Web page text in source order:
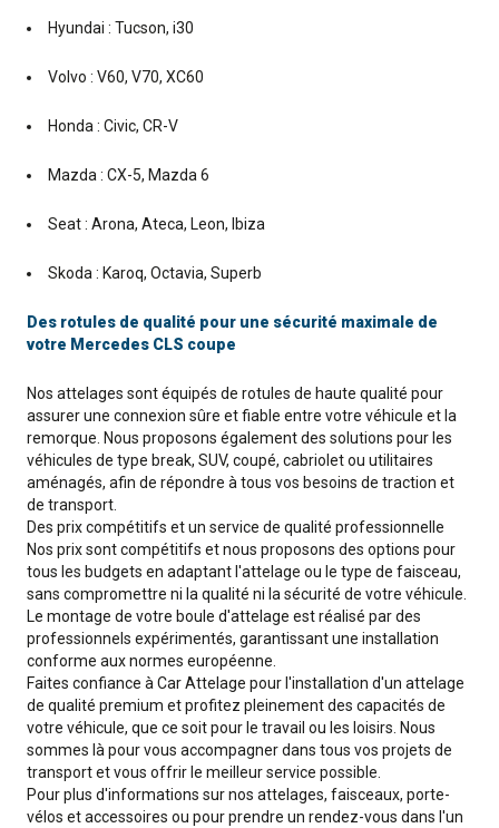
Hyundai : Tucson, i30
Volvo : V60, V70, XC60
Honda : Civic, CR-V
Mazda : CX-5, Mazda 6
Seat : Arona, Ateca, Leon, Ibiza
Skoda : Karoq, Octavia, Superb
Des rotules de qualité pour une sécurité maximale de
votre Mercedes CLS coupe
Nos attelages sont équipés de rotules de haute qualité pour
assurer une connexion sûre et fiable entre votre véhicule et la
remorque. Nous proposons également des solutions pour les
véhicules de type break, SUV, coupé, cabriolet ou utilitaires
aménagés, afin de répondre à tous vos besoins de traction et
de transport.
Des prix compétitifs et un service de qualité professionnelle
Nos prix sont compétitifs et nous proposons des options pour
tous les budgets en adaptant l'attelage ou le type de faisceau,
sans compromettre ni la qualité ni la sécurité de votre véhicule.
Le montage de votre boule d'attelage est réalisé par des
professionnels expérimentés, garantissant une installation
conforme aux normes européenne.
Faites confiance à Car Attelage pour l'installation d'un attelage
de qualité premium et profitez pleinement des capacités de
votre véhicule, que ce soit pour le travail ou les loisirs. Nous
sommes là pour vous accompagner dans tous vos projets de
transport et vous offrir le meilleur service possible.
Pour plus d'informations sur nos attelages, faisceaux, porte-
vélos et accessoires ou pour prendre un rendez-vous dans l'un